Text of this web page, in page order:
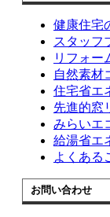
健康住宅
スタッフ
リフォー
自然素材
住宅省エ
先進的窓
みらいエ
給湯省エ
よくある
お問い合わせ